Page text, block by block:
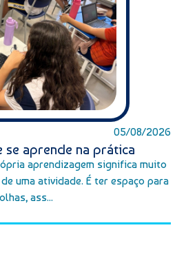
05/08/2026
aprende na prática
aprendizagem significa muito
uma atividade. É ter espaço para
ass...